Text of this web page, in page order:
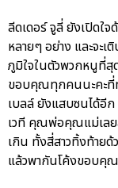
ลีดเดอร์ จูลี่ ยังเปิดใจ
หลายๆ อย่าง และจะ
ภูมิใจในตัวพวกหนูที่สุ
ขอบคุณทุกคนนะคะที่ท
เบลล์ ยังแสบซนได้อี
เวที คุณพ่อคุณแม่เลย
เกิน ทั้งสี่สาวทิ้งท้าย
แล้วพากันโค้งขอบคุ